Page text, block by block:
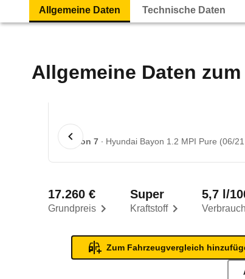
Allgemeine Daten Technische Daten
Allgemeine Daten zum
1 von 7 Hyundai Bayon 1.2 MPI Pure (06/
Grundpreis
17.260 €
Kraftstoff
Super
Verbrauch
5,7 l/
Zum Fahrzeugvergleich